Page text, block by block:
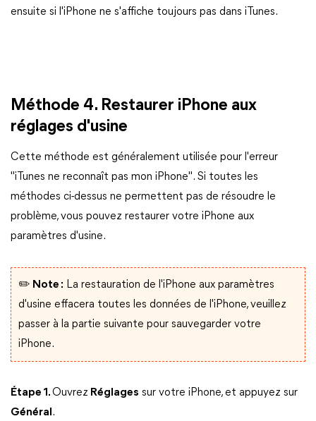
ensuite si l'iPhone ne s'affiche toujours pas dans iTunes.
Méthode 4. Restaurer iPhone aux
réglages d'usine
Cette méthode est généralement utilisée pour l'erreur
"iTunes ne reconnaît pas mon iPhone". Si toutes les
méthodes ci-dessus ne permettent pas de résoudre le
problème, vous pouvez restaurer votre iPhone aux
paramètres d'usine.
✏️ Note : La restauration de l'iPhone aux paramètres
d'usine effacera toutes les données de l'iPhone, veuillez
passer à la partie suivante pour sauvegarder votre
iPhone.
Étape 1.Ouvrez Réglages sur votre iPhone, et appuyez sur
Général .